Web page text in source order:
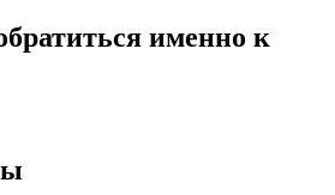
именно к